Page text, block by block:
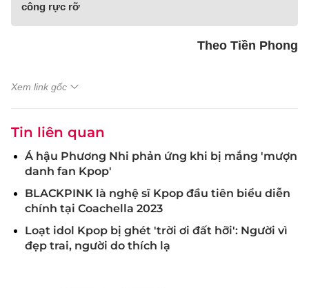
công rực rỡ
Theo Tiền Phong
Xem link gốc
Tin liên quan
Á hậu Phương Nhi phản ứng khi bị mắng 'mượn
danh fan Kpop'
BLACKPINK là nghệ sĩ Kpop đầu tiên biểu diễn
chính tại Coachella 2023
Loạt idol Kpop bị ghét 'trời ơi đất hỡi': Người vì
đẹp trai, người do thích lạ